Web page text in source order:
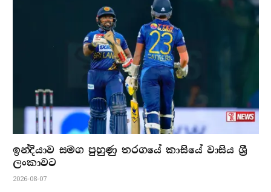
ඉන්දියාව සමග පුහුණු තරගයේ කාසියේ වාසිය ශ්‍රී
ලංකාවට
2026-08-07